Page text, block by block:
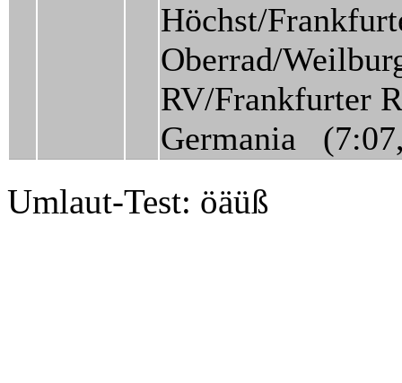
Höchst/
Oberrad/
RV/Frankfurter
Germania
Umlaut-Test: öäüß